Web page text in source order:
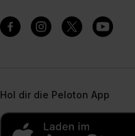
Hol dir die Peloton App